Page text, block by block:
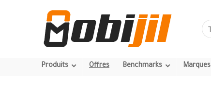
Produits Offres Benchmarks Marques